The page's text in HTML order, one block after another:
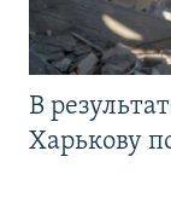
В
Харькову